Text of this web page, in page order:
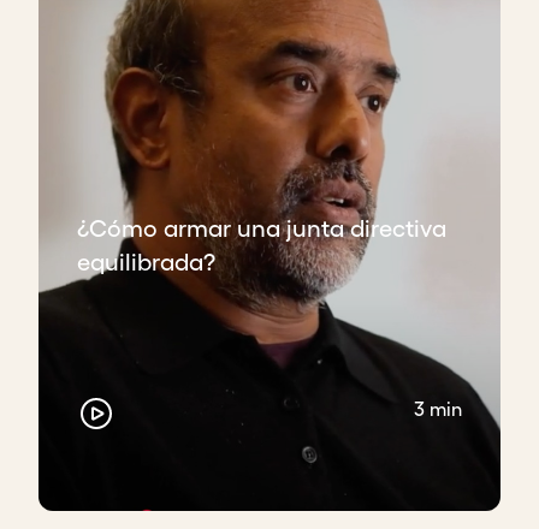
¿Cómo armar una junta directiva
equilibrada?
3 min